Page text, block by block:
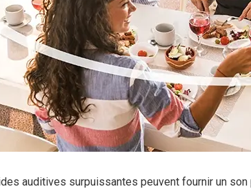
auditives surpuissantes peuvent fournir un